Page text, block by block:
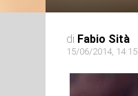
di Fabio Sità
15/06/2014, 14:15